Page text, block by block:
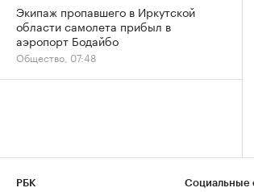
Экипаж пропавшего в Иркутской
области самолета прибыл в
аэропорт Бодайбо
Общество, 07:48
РБК Социальные